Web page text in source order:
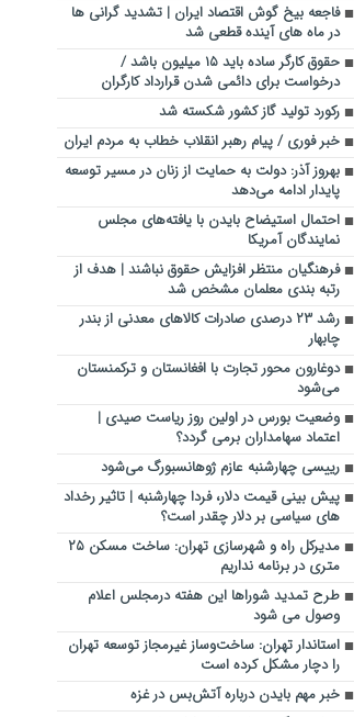
فاجعه بیخ گوش اقتصاد ایران | تشدید گرانی ها
در ماه‌ های آینده قطعی شد
حقوق کارگر ساده باید ۱۵ میلیون باشد /
درخواست برای دائمی شدن قرارداد کارگران
رکورد تولید گاز کشور شکسته شد
خبر فوری / پیام رهبر انقلاب خطاب به مردم ایران
بهروز آذر: دولت به حمایت از زنان در مسیر توسعه
پایدار ادامه می‌دهد
احتمال استیضاح بایدن با یافته‌های مجلس
نمایندگان آمریکا
فرهنگیان منتظر افزایش حقوق نباشند | هدف از
رتبه بندی معلمان مشخص شد
رشد ۲۳ درصدی صادرات کالاهای معدنی از بندر
چابهار
دوغارون محور تجارت با افغانستان و ترکمنستان
می‌شود
وضعیت بورس در اولین روز ریاست صیدی |
اعتماد سهامداران برمی گردد؟
رییسی چهارشنبه عازم ژوهانسبورگ می‌شود
پیش بینی قیمت دلار، فردا چهارشنبه | تاثیر رخداد
های سیاسی بر دلار چقدر است؟
مدیرکل راه و شهرسازی تهران: ساخت مسکن ۲۵
متری در برنامه نداریم
طرح تمدید شوراها این هفته درمجلس اعلام
وصول می شود
استاندار تهران: ساخت‌وساز غیرمجاز توسعه تهران
را دچار مشکل کرده است
خبر مهم بایدن درباره آتش‌بس در غزه